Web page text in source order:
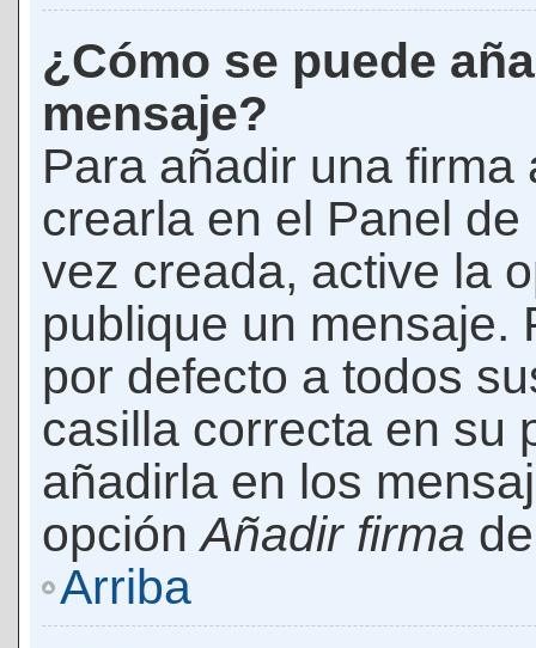
¿Cómo se puede
mensaje?
Para añadir una
crearla en el Panel
vez creada, active la
publique un mensaje.
por defecto a todos
casilla correcta en su
añadirla en los
opciónAñadir firma
Arriba